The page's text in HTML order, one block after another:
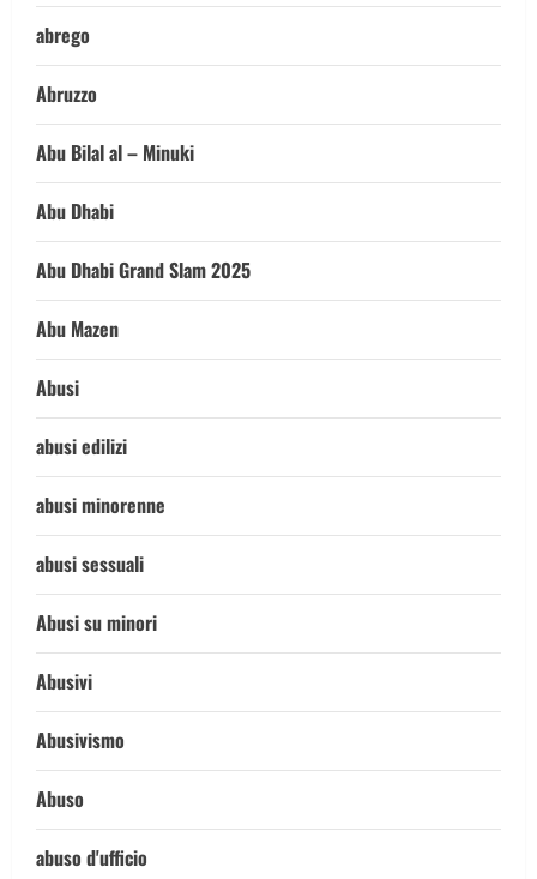
abrego
Abruzzo
Abu Bilal al – Minuki
Abu Dhabi
Abu Dhabi Grand Slam 2025
Abu Mazen
Abusi
abusi edilizi
abusi minorenne
abusi sessuali
Abusi su minori
Abusivi
Abusivismo
Abuso
abuso d'ufficio